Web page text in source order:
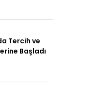
Tercih ve
Başladı